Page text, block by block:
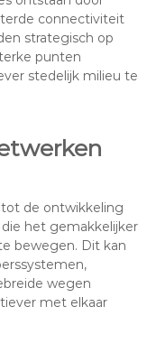
connectiviteit
strategisch op
punten
stedelijk milieu te
de ontwikkeling
het gemakkelijker
bewegen. Dit kan
wegen
met elkaar